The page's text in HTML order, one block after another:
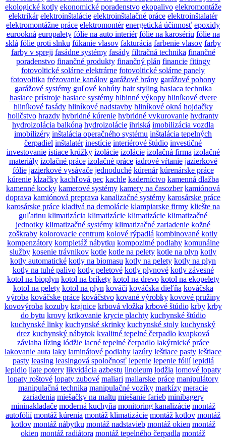
ekologické kotly ekonomické poradenstvo ekopalivo elekromontáže
elektrikár elektroinštalácie elektroinštalačné práce elektroinštalatér
elektromontážne práce elektromontér energetická účinnosť epoxidy
eurookná europalety fólie na auto interiér fólie na karosériu fólie na
sklá fólie proti slnku fúkanie vlasov fakturácia farbenie vlasov farby
farby v spreji fasádne systémy fasády filtračná technika finančné
poradenstvo finančné produkty finančný plán financie fitingy
fotovoltické solárne elektrárne fotovoltické solárne panely
fotovoltika frézovanie kanálov garážové brány garážové pohony
garážové systémy guľové kohúty hair styling hasiaca technika
hasiace prístroje hasiace systémy hlbinné výkopy hliníkové dvere
hliníkové fasády hliníkové nadstavby hliníkové okná hojdačky
holičstvo hrazdy hybridné kúrenie hybridné vykurovanie hydranty
hydroizolácia balkóna hydroizolácie ihriská imobilizácia vozdla
imobilizéry inštalácia operačného systému inštalácia tepelných
čerpadiel inštalatér inestície interiérové štúdio investičné
investovanie istiace krúžky izolácie izolácie izolačná firma izolačné
materiály izolačné práce izolačné práce jadrové vŕtanie jazierkové
fólie jazierkové vysávače jednoduché kúrenár kúrenárske práce
kúrenie kĺzačky kachľová pec kachle kaderníctvo kamenná dlažba
kamenné kocky kamerové systémy kamery na časozber kamiónová
doprava kamiónová preprava kanalizačné systémy karosárske práce
karosárske práce kladivá na demolácie klampiarske firmy kliešte na
guľatinu klimatizácia klimatizácie klimatizácie klimatizačné
jednotky klimatizačné systémy klimatizačné zariadenie kožné
zoškraby kolorovacie centrum kolové rýpadlá kombinované kotly
kompenzátory kompletáž nábytku kompozitné podlahy komunálne
služby kosenie trávnikov kotle kotle na pelety kotle na plyn kotly
kotly automatické kotly na biomasu kotly na pelety kotly na plyn
kotly na tuhé palivo kotly peletové kotly plynové kotly závesné
kotol na bioplyn kotol na brikety kotol na drevo kotol na ekopelety
kotol na pelety kotol na plyn kováči kováčska dieľňa kováčska
výroba kováčske práce kováčstvo kované výrobky kovové pružiny
kovovýroba kozuby krajnice krbová vložka krbové štúdio krby krby
do bytu krovy krtkovanie krycie plachty kuchynské štúdio
kuchynské linky kuchynské skrinky kuchynské stoly kuchynský
drez kuchynský nábytok kvalitné tepelné čerpadlo kvapková
závlaha lízing lódžie lacné tepelné čerpadlo lakýrnické práce
lakovanie auta laky laminátové podlahy lazúry leštiace pasty leštiace
pasty leasing leasingová spoločnosť lepenie lepenie fólií lepidlá
lepidlo liate potery likvidácia azbestu linoleum lodžia lomové lopaty
lopaty roštové lopaty zubové maliari maliarske práce manipulátory
manipulačná technika manipulačné vozíky markízy meracie
zariadenia miešačky na maltu miešanie farieb minibagery
mininakladače moderná kuchyňa monitoring kanalizácie montáž
autofólií montáž kúrenia montáž klimatizácie montáž kotlov montáž
kotlov montáž nábytku montáž nadstavieb montáž okien montáž
okien montáž radiátora montáž tepelného čerpadla montáž